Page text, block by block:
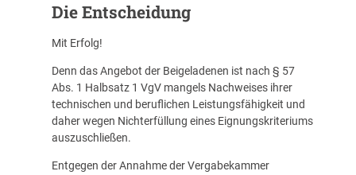
Die Entscheidung
Mit Erfolg!
Denn das Angebot der Beigeladenen ist nach § 57
Abs. 1 Halbsatz 1 VgV mangels Nachweises ihrer
technischen und beruflichen Leistungsfähigkeit und
daher wegen Nichterfüllung eines Eignungskriteriums
auszuschließen.
Entgegen der Annahme der Vergabekammer